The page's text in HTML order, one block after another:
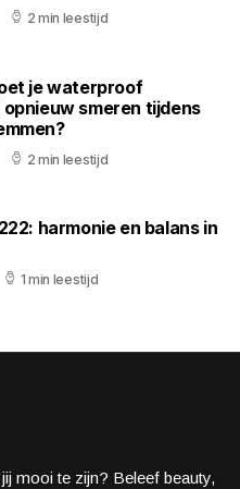
2 min leestijd
je waterproof
smeren tijdens
2 min leestijd
harmonie en balans in
1 min leestijd
mooi te zijn? Beleef beauty,